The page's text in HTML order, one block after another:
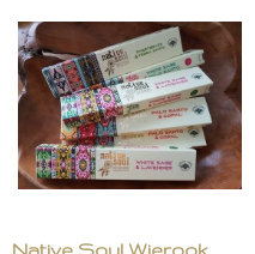
Native Soul Wierook